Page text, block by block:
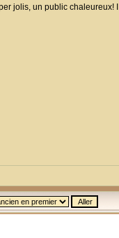
jolis, un public chaleureux!